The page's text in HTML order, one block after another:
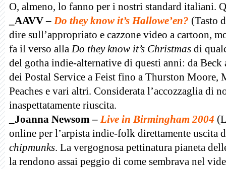
O, almeno, lo fanno per i nostri standard italiani.
_AAVV – Do they know it’s Hallowe’en? (Tasto
dire sull’appropriato e cazzone video a cartoon,
fa il verso allaDo they know it’s Christmas di
del gotha indie-alternative di questi anni: da
dei Postal Service a Feist fino a Thurston Moore,
Peaches e vari altri. Considerata l’accozzaglia di
inaspettatamente riuscita.
_Joanna Newsom – Live in Birmingham 2004
online per l’arpista indie-folk direttamente uscita
chipmunks. La vergognosa pettinatura pianeta
la rendono assai peggio di come sembrava nel